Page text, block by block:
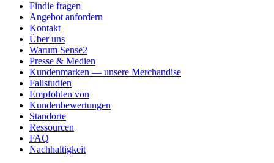
Findie fragen
Angebot anfordern
Kontakt
Über uns
Warum Sense2
Presse & Medien
Kundenmarken — unsere Merchandise
Fallstudien
Empfohlen von
Kundenbewertungen
Standorte
Ressourcen
FAQ
Nachhaltigkeit